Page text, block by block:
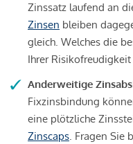
Zinssatz laufend an
Zinsen bleiben
gleich. Welches die
Ihrer Risikofreudigkeit
Anderweitige
Fixzinsbindung
eine plötzliche
Zinscaps. Fragen Sie